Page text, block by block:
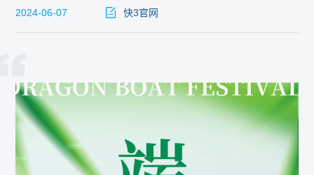
2024-06-07 快3官网